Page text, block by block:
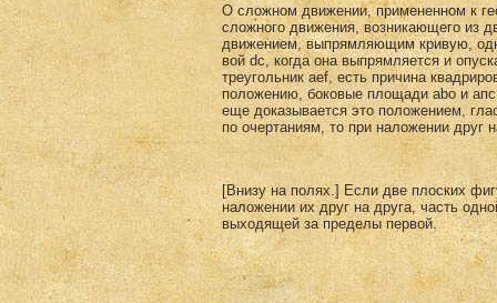
О сложном движении, примененном к
сложного движения, возникаю­щего из
движением, вы­прямляющим кривую,
вой dc, когда она выпрямляется и
треугольник aef, есть причина
положению, боковые площади abo и
еще дока­зывается это положением,
по очертаниям, то при наложении друг
[Внизу на полях.] Если две плоских
наложении их друг на друга, часть
выходящей за преде­лы первой.